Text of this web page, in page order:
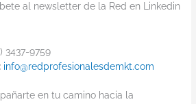
al newsletter de la Red en Linkedin
3437-9759
info@redprofesionalesdemkt.com
en tu camino hacia la